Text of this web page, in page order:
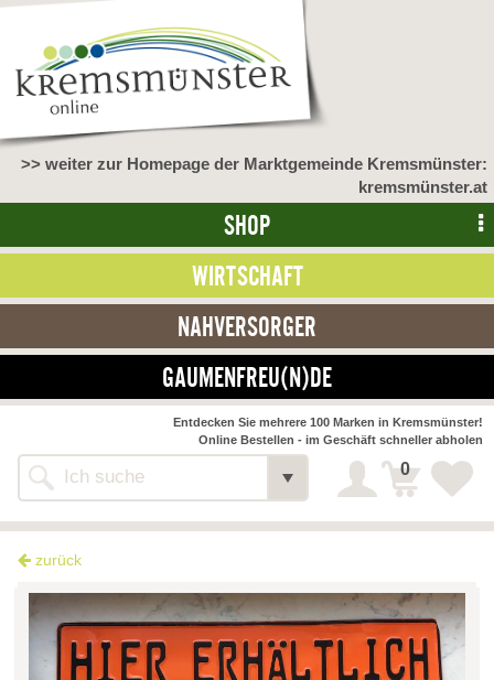
>> weiter zur Homepage der Marktgemeinde Kremsmünster:
kremsmünster.at
SHOP
WIRTSCHAFT
NAHVERSORGER
GAUMENFREU(N)DE
Alle Webseiten
Entdecken Sie mehrere 100 Marken in Kremsmünster!
Online Bestellen - im Geschäft schneller abholen
0
zurück